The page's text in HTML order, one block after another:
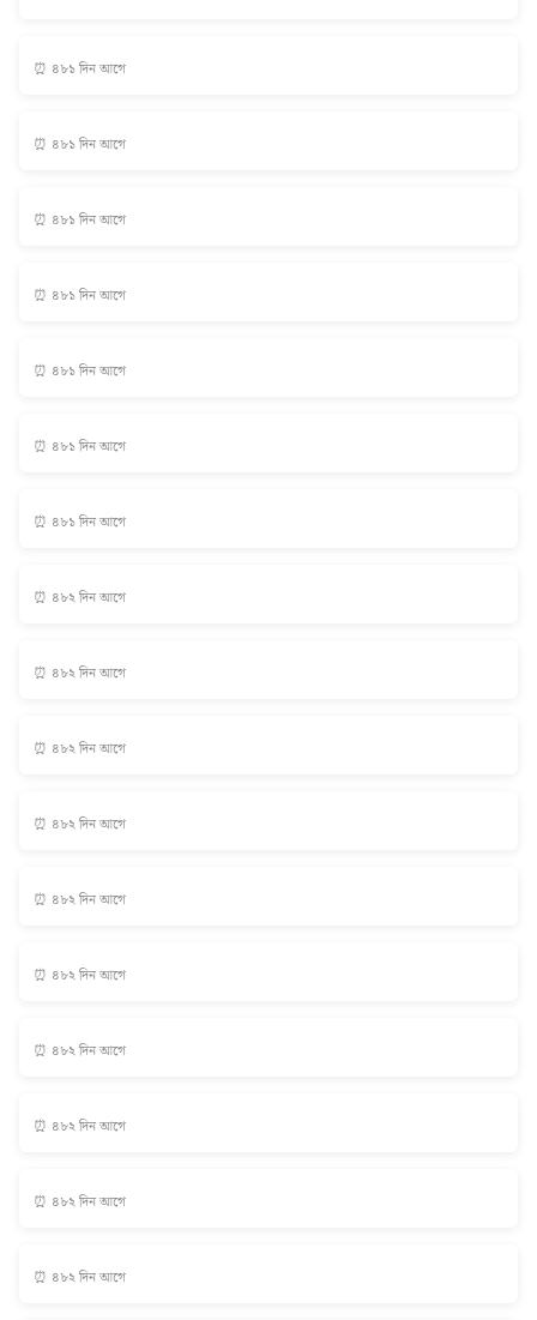
⏰ ৪৮১ দিন আগে
⏰ ৪৮১ দিন আগে
⏰ ৪৮১ দিন আগে
⏰ ৪৮১ দিন আগে
⏰ ৪৮১ দিন আগে
⏰ ৪৮১ দিন আগে
⏰ ৪৮১ দিন আগে
⏰ ৪৮২ দিন আগে
⏰ ৪৮২ দিন আগে
⏰ ৪৮২ দিন আগে
⏰ ৪৮২ দিন আগে
⏰ ৪৮২ দিন আগে
⏰ ৪৮২ দিন আগে
⏰ ৪৮২ দিন আগে
⏰ ৪৮২ দিন আগে
⏰ ৪৮২ দিন আগে
⏰ ৪৮২ দিন আগে